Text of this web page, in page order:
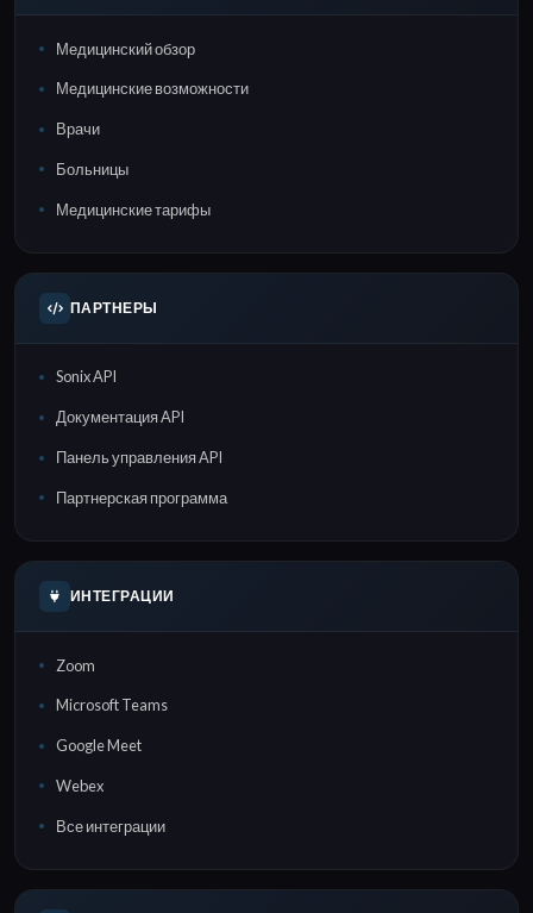
Медицинский обзор
Медицинские возможности
Врачи
Больницы
Медицинские тарифы
ПАРТНЕРЫ
Sonix API
Документация API
Панель управления API
Партнерская программа
ИНТЕГРАЦИИ
Zoom
Microsoft Teams
Google Meet
Webex
Все интеграции